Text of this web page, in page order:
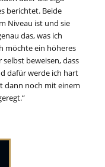
berichtet. Beide
Niveau ist und sie
das, was ich
möchte ein höheres
beweisen, dass
dafür werde ich hart
dann noch mit einem